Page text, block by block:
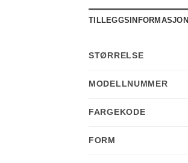
TILLEGGSINFORMASJON
STØRRELSE
MODELLNUMMER
FARGEKODE
FORM